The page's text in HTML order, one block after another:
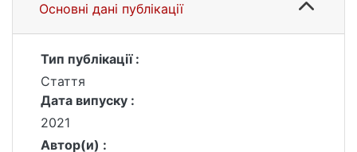
Основні дані публікації
Тип публікації :
Стаття
Дата випуску :
2021
Автор(и) :